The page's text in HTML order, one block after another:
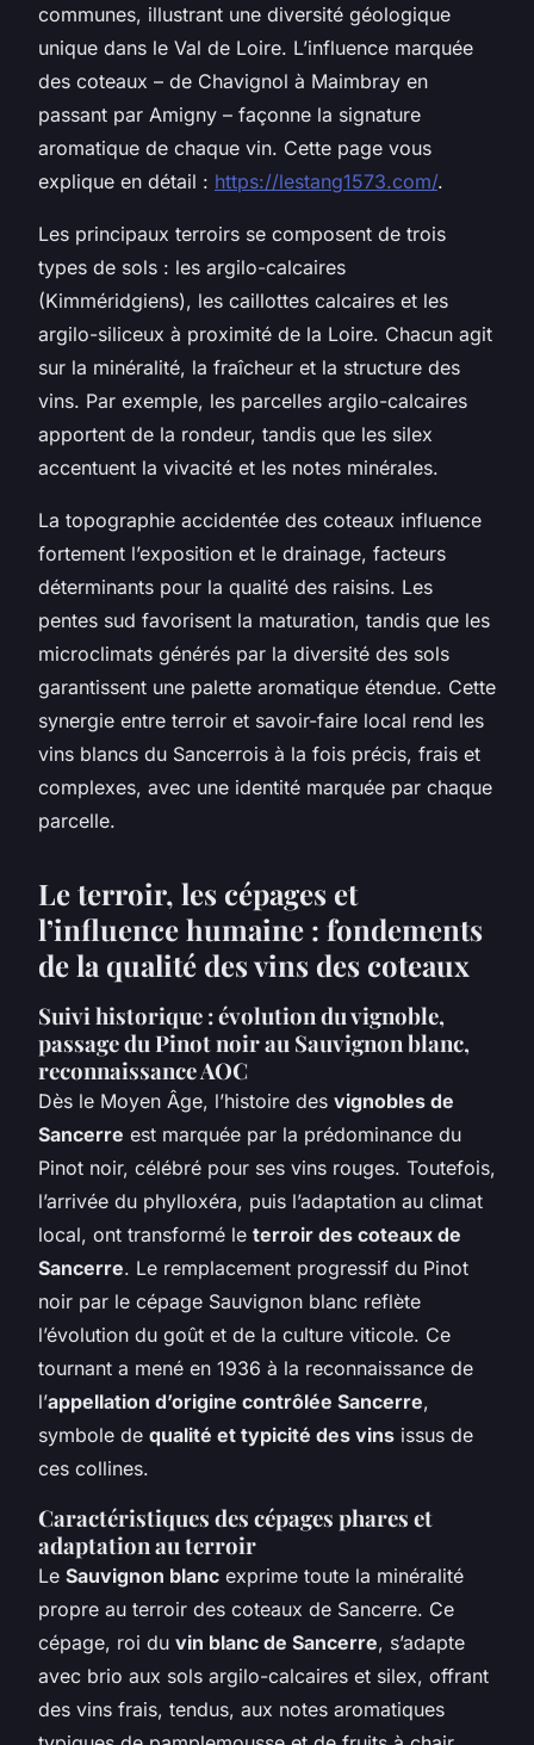
communes, illustrant une diversité géologique
unique dans le Val de Loire. L’influence marquée
des coteaux – de Chavignol à Maimbray en
passant par Amigny – façonne la signature
aromatique de chaque vin. Cette page vous
explique en détail : https://lestang1573.com/.
Les principaux terroirs se composent de trois
types de sols : les argilo-calcaires
(Kimméridgiens), les caillottes calcaires et les
argilo-siliceux à proximité de la Loire. Chacun agit
sur la minéralité, la fraîcheur et la structure des
vins. Par exemple, les parcelles argilo-calcaires
apportent de la rondeur, tandis que les silex
accentuent la vivacité et les notes minérales.
La topographie accidentée des coteaux influence
fortement l’exposition et le drainage, facteurs
déterminants pour la qualité des raisins. Les
pentes sud favorisent la maturation, tandis que les
microclimats générés par la diversité des sols
garantissent une palette aromatique étendue. Cette
synergie entre terroir et savoir-faire local rend les
vins blancs du Sancerrois à la fois précis, frais et
complexes, avec une identité marquée par chaque
parcelle.
Le terroir, les cépages et
l’influence humaine : fondements
de la qualité des vins des coteaux
Suivi historique : évolution du vignoble,
passage du Pinot noir au Sauvignon blanc,
reconnaissance AOC
Dès le Moyen Âge, l’histoire des vignobles de
Sancerre est marquée par la prédominance du
Pinot noir, célébré pour ses vins rouges. Toutefois,
l’arrivée du phylloxéra, puis l’adaptation au climat
local, ont transformé le terroir des coteaux de
Sancerre. Le remplacement progressif du Pinot
noir par le cépage Sauvignon blanc reflète
l’évolution du goût et de la culture viticole. Ce
tournant a mené en 1936 à la reconnaissance de
l’appellation d’origine contrôlée Sancerre,
symbole de qualité et typicité des vins issus de
ces collines.
Caractéristiques des cépages phares et
adaptation au terroir
Le Sauvignon blanc exprime toute la minéralité
propre au terroir des coteaux de Sancerre. Ce
cépage, roi du vin blanc de Sancerre, s’adapte
avec brio aux sols argilo-calcaires et silex, offrant
des vins frais, tendus, aux notes aromatiques